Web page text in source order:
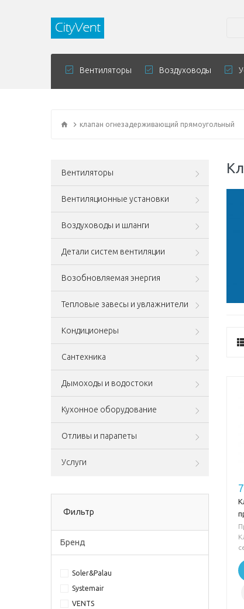
Вентиляторы Воздуховоды
клапан огнезадерживающий прямоугольный
Вентиляторы
Вентиляционные установки
Воздуховоды и шланги
Детали систем вентиляции
Возобновляемая энергия
Тепловые завесы и увлажнители
Кондиционеры
Сантехника
Дымоходы и водостоки
Кухонное оборудование
Отливы и парапеты
Услуги
Фильтр
Бренд
Soler&Palau
Systemair
VENTS